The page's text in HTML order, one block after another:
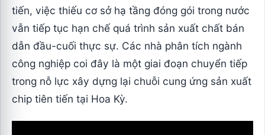
tiến, việc thiếu cơ sở hạ tầng đóng gói trong nước
vẫn tiếp tục hạn chế quá trình sản xuất chất bán
dẫn đầu-cuối thực sự. Các nhà phân tích ngành
công nghiệp coi đây là một giai đoạn chuyển tiếp
trong nỗ lực xây dựng lại chuỗi cung ứng sản xuất
chip tiên tiến tại Hoa Kỳ.